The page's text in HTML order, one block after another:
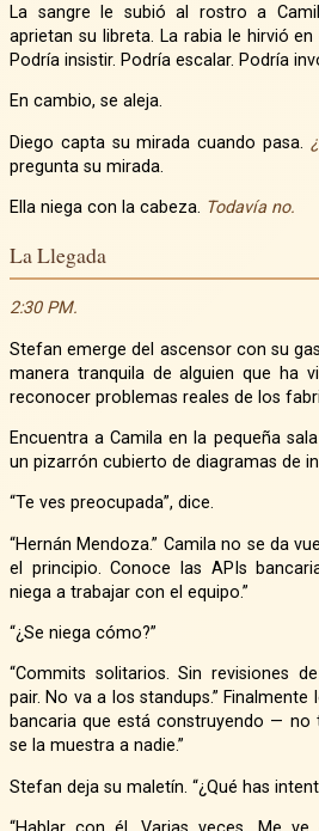
La sangre le subió al rostro a Camila. Las manos de Camila
aprietan su libreta. La rabia le hirvió
Podría insistir. Podría escalar. Podría
En cambio, se aleja.
Diego capta su mirada cuando pasa.
pregunta su mirada.
Ella niega con la cabeza. Todavía no.
La Llegada
2:30 PM.
Stefan emerge del ascensor con su gastado maletín de cuero y la
manera tranquila de alguien que ha
reconocer problemas reales de los
Encuentra a Camila en la pequeña sala de conferencias, mirando
un pizarrón cubierto de diagramas de
“Te ves preocupada”, dice.
“Hernán Mendoza.” Camila no se da vuelta. “Ha estado aquí desde
el principio. Conoce las APIs
niega a trabajar con el equipo.”
“¿Se niega cómo?”
“Commits solitarios. Sin revisiones de código. No quiere hacer
pair. No va a los standups.”
bancaria que está construyendo — no
se la muestra a nadie.”
Stefan deja su maletín. “¿Qué has